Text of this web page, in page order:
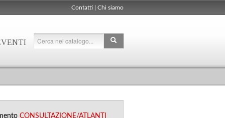
Contatti Chi siamo
CONSULTAZIONE/ATLANTI